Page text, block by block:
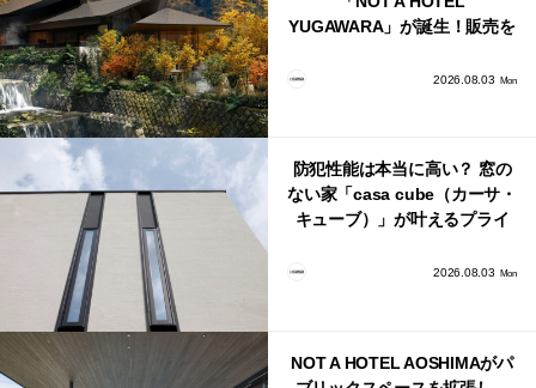
YUGAWARA」が誕生！販売を
2026.08.03 Mon
防犯性能は本当に高い？ 窓の
ない家「casa cube（カーサ・
キューブ）」が叶えるプライ
2026.08.03 Mon
NOT A HOTEL AOSHIMAがパ